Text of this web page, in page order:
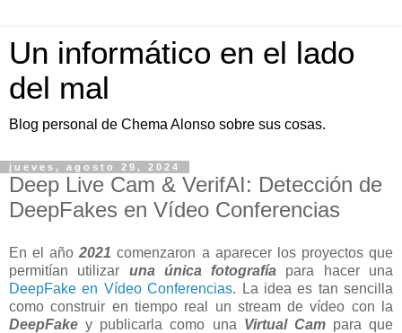
Un informático en el lado
del mal
Blog personal de Chema Alonso sobre sus cosas.
jueves, agosto 29, 2024
Deep Live Cam & VerifAI: Detección de
DeepFakes en Vídeo Conferencias
En el año2021 comenzaron a aparecer los proyectos que
permitían utilizar una única fotografía para hacer una
DeepFake en Vídeo Conferencias. La idea es tan sencilla
como construir en tiempo real un stream de vídeo con la
DeepFake y publicarla como una Virtual Campara que